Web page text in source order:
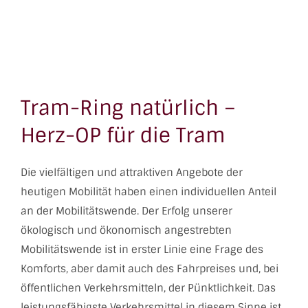
Tram-Ring natürlich –
Herz-OP für die Tram
Die vielfältigen und attraktiven Angebote der
heutigen Mobilität haben einen individuellen Anteil
an der Mobilitätswende. Der Erfolg unserer
ökologisch und ökonomisch angestrebten
Mobilitätswende ist in erster Linie eine Frage des
Komforts, aber damit auch des Fahrpreises und, bei
öffentlichen Verkehrsmitteln, der Pünktlichkeit. Das